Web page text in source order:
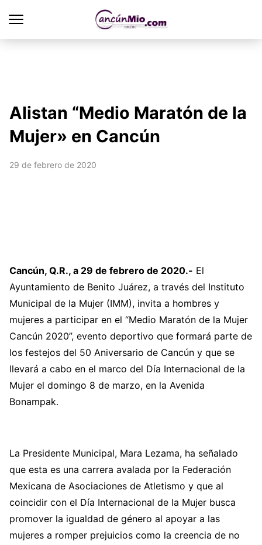
Alistan “Medio Maratón de la
Mujer» en Cancún
29 de febrero de 2020
Cancún, Q.R., a 29 de febrero de 2020.- El
Ayuntamiento de Benito Juárez, a través del Instituto
Municipal de la Mujer (IMM), invita a hombres y
mujeres a participar en el “Medio Maratón de la Mujer
Cancún 2020”, evento deportivo que formará parte de
los festejos del 50 Aniversario de Cancún y que se
llevará a cabo en el marco del Día Internacional de la
Mujer el domingo 8 de marzo, en la Avenida
Bonampak.
La Presidente Municipal, Mara Lezama, ha señalado
que esta es una carrera avalada por la Federación
Mexicana de Asociaciones de Atletismo y que al
coincidir con el Día Internacional de la Mujer busca
promover la igualdad de género al apoyar a las
mujeres a romper prejuicios como la creencia de no